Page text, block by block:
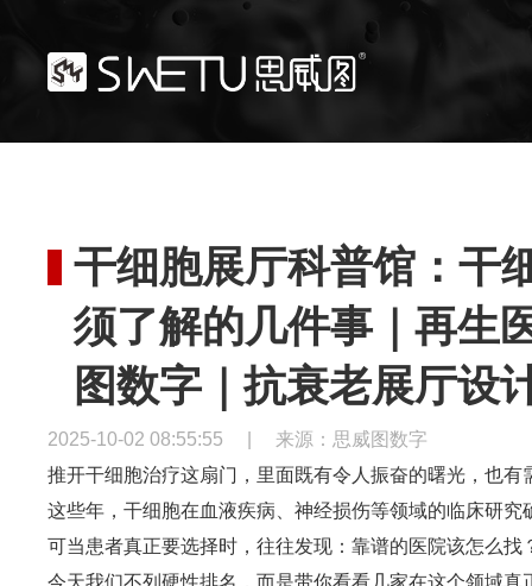
干细胞展厅科普馆：干
须了解的几件事｜再生
图数字｜抗衰老展厅设
2025-10-02 08:55:55
来源：思威图数字
推开干细胞治疗这扇门，里面既有令人振奋的曙光，也有
这些年，干细胞在血液疾病、神经损伤等领域的临床研究
可当患者真正要选择时，往往发现：靠谱的医院该怎么找
今天我们不列硬性排名，而是带你看看几家在这个领域